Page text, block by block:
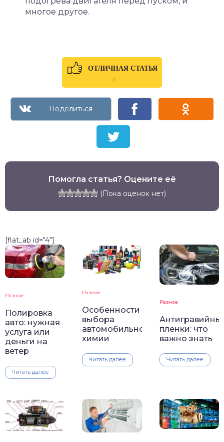
многое другое.
ОТЛИЧНАЯ СТАТЬЯ
0
Помогла статья? Оцените её
(Пока оценок нет)
[flat_ab id="4"]
Разное
Полировка
авто: нужная
услуга или
деньги на
ветер
Читать далее
Разное
Особенности
выбора
автомобильной
химии
Читать далее
Разное
пленки: что
важно знать
Читать далее